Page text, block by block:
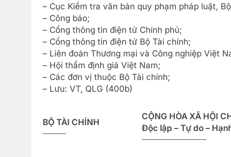
– Cục Kiểm tra văn bản quy phạm pháp luật,
– Công báo;
– Cổng thông tin điện tử Chính phủ;
– Cổng thông tin điện tử Bộ Tài chính;
– Liên đoàn Thương mại và Công nghiệp Việt
– Hội thẩm định giá Việt Nam;
– Các đơn vị thuộc Bộ Tài chính;
– Lưu: VT, QLG (400b)
BỘ TÀI CHÍNH
CỘNG HÒA XÃ HỘI
Độc lập – Tự do –